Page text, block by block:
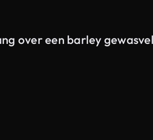
over een barley